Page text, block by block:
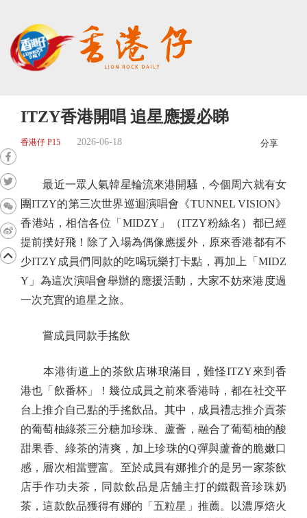
ITZY香港開唱 追星應援必睇
香港仔 P15 2026-06-18 分享
最近一眾人氣韓星輪流來港開騷，今個周六就有女
團ITZY的第三次世界巡迴演唱會《TUNNEL VISION》
香港站，相信各位「MIDZY」（ITZY粉絲名）都已經
提前撲好飛！除了入場為偶像應援外，原來香港都有不
少ITZY成員們同款的吃喝玩樂打卡點，再加上「MIDZ
Y」為這次演唱會舉辦的應援活動，大家不妨來港度過
一次充實的追星之旅。
嘗成員同款手搖飲
本港街道上的茶飲店琳琅滿目，難怪ITZY來到香
港也「飲番杯」！幾位成員之前來香港時，都在社交平
台上推介自己點的手搖飲品。其中，成員禮志推介貢茶
的葡萄柚綠茶三分糖加珍珠、蘆薈，融合了葡萄柚的酸
甜果香、綠茶的清爽，加上珍珠的Q彈與蘆薈的脆嫩口
感，層次相當豐富。至於成員有娜推介的是另一家茶飲
店手作功夫茶，同款飲品是店舖主打的鐵觀音珍珠奶
茶，這款飲品獲得有娜的「五粒星」推薦。以濃厚焙火